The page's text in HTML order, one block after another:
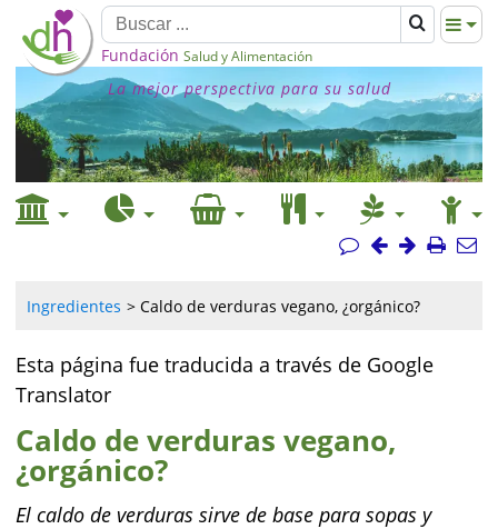
Fundación Salud y Alimentación
La mejor perspectiva para su salud
Ingredientes Caldo de verduras vegano, ¿orgánico?
Esta página fue traducida a través de Google
Translator
Caldo de verduras vegano,
¿orgánico?
El caldo de verduras sirve de base para sopas y